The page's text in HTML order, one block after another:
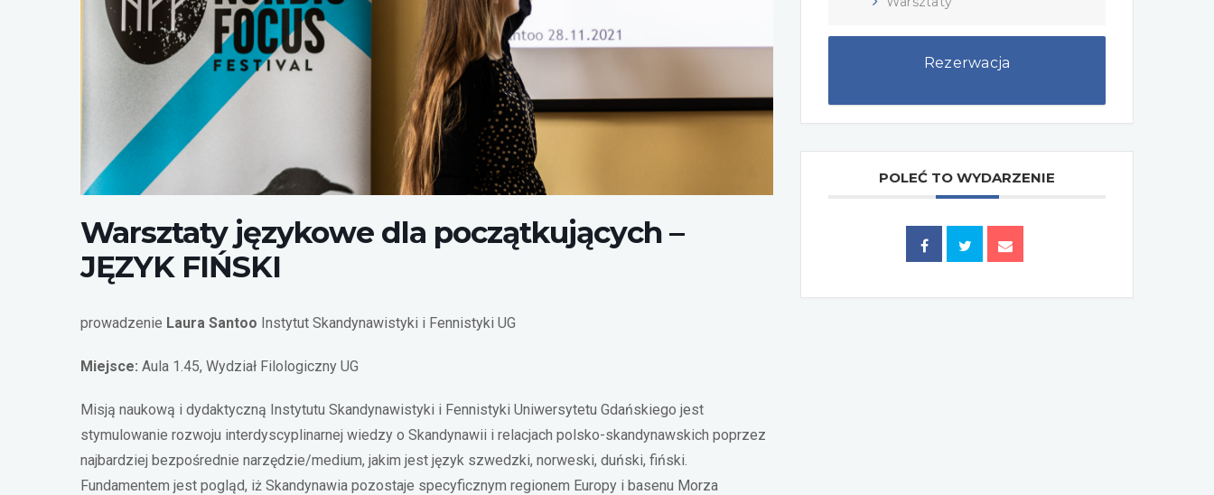
Warsztaty fińskie
Warsztaty językowe dla początkujących –
JĘZYK FIŃSKI
prowadzenie Laura Santoo Instytut Skandynawistyki i Fennistyki UG
Miejsce: Aula 1.45, Wydział Filologiczny UG
Misją naukową i dydaktyczną Instytutu Skandynawistyki i Fennistyki Uniwersytetu Gdańskiego jest
stymulowanie rozwoju interdyscyplinarnej wiedzy o Skandynawii i relacjach polsko-skandynawskich poprzez
najbardziej bezpośrednie narzędzie/medium, jakim jest język szwedzki, norweski, duński, fiński.
Fundamentem jest pogląd, iż Skandynawia pozostaje specyficznym regionem Europy i basenu Morza
Rezerwacja
POLEĆ TO WYDARZENIE